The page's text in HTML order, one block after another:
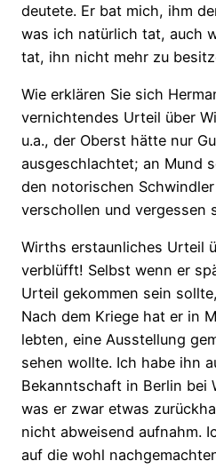
deutete. Er bat mich, ihm
was ich natürlich tat, auch
tat, ihn nicht mehr zu
Wie erklären Sie sich
vernichtendes Urteil über
u.a., der Oberst hätte nur
ausgeschlachtet; an Mund
den notorischen
verschollen und vergessen
Wirths erstaunliches Urteil
verblüfft! Selbst wenn er
Urteil gekommen sein
Nach dem Kriege hat er in
lebten, eine Ausstellung
sehen wollte. Ich habe ihn
Bekanntschaft in Berlin bei
was er zwar etwas
nicht abweisend aufnahm.
auf die wohl